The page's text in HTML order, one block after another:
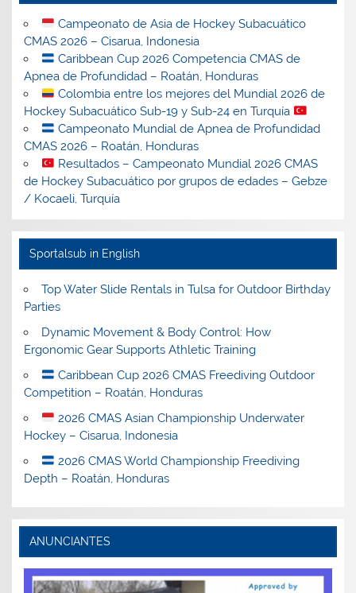
Campeonato de Asia de Hockey Subacuático
CMAS 2026 – Cisarua, Indonesia
Caribbean Cup 2026 Competencia CMAS de
Apnea de Profundidad – Roatán, Honduras
Colombia entre los mejores del Mundial 2026 de
Hockey Subacuático Sub-19 y Sub-24 en Turquía
Campeonato Mundial de Apnea de Profundidad
CMAS 2026 – Roatán, Honduras
Resultados – Campeonato Mundial 2026 CMAS
de Hockey Subacuático por grupos de edades – Gebze
/ Kocaeli, Turquía
Sportalsub in English
Top Water Slide Rentals in Tulsa for Outdoor Birthday
Parties
Dynamic Movement & Body Control: How
Ergonomic Gear Supports Athletic Training
Caribbean Cup 2026 CMAS Freediving Outdoor
Competition – Roatán, Honduras
2026 CMAS Asian Championship Underwater
Hockey – Cisarua, Indonesia
2026 CMAS World Championship Freediving
Depth – Roatán, Honduras
ANUNCIANTES